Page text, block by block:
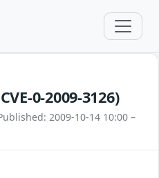
0-2009-3126)
2009-10-14 10:00 –